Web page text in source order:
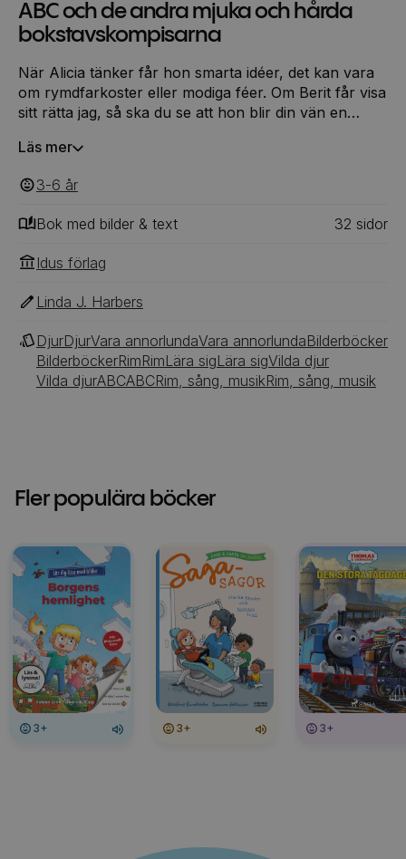
ABC och de andra mjuka och hårda
bokstavskompisarna
När Alicia tänker får hon smarta idéer, det kan vara
om rymdfarkoster eller modiga féer. Om Berit får visa
sitt rätta jag, så ska du se att hon blir din vän en
kan svinga, hjula och balansera på tå. Alla är unika
underbara!
Läs mer
3-6 ‎‎ år
Bok med bilder & text 32 ‎‎ sidor
Idus förlag
Linda J. Harbers
DjurDjurVara annorlundaVara annorlundaBilderböcker
BilderböckerRimRimLära sigLära sigVilda djur
Vilda djurABCABCRim, sång, musikRim, sång, musik
Fler populära böcker
3+ 3+ 3+